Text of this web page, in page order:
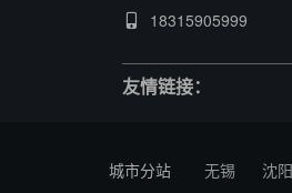
18315905999
友情链接：
城市分站 无锡 沈阳